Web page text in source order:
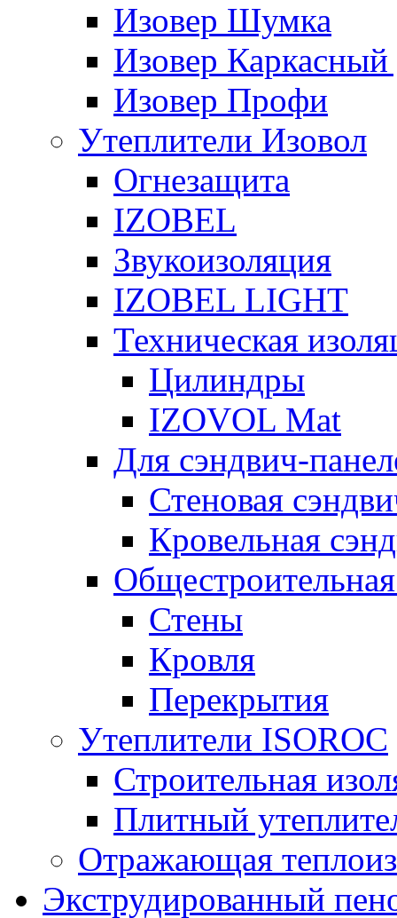
Изовер Шумка
Изовер
Изовер Профи
Утеплители Изовол
Огнезащита
IZOBEL
Звукоизоляция
IZOBEL LIGHT
Техническая
Цилиндры
IZOVOL Mat
Для сэндвич-
Стеновая
Кровельная
Стены
Кровля
Перекрытия
Утеплители ISOROC
Строительная
Плитный
Отражающая
Экструдированный